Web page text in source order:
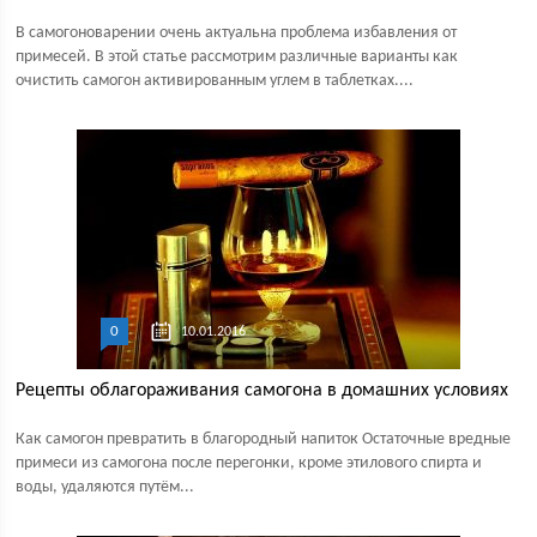
В самогоноварении очень актуальна проблема избавления от
примесей. В этой статье рассмотрим различные варианты как
очистить самогон активированным углем в таблетках....
0 10.01.2016
Рецепты облагораживания самогона в домашних условиях
Как самогон превратить в благородный напиток Остаточные вредные
примеси из самогона после перегонки, кроме этилового спирта и
воды, удаляются путём...